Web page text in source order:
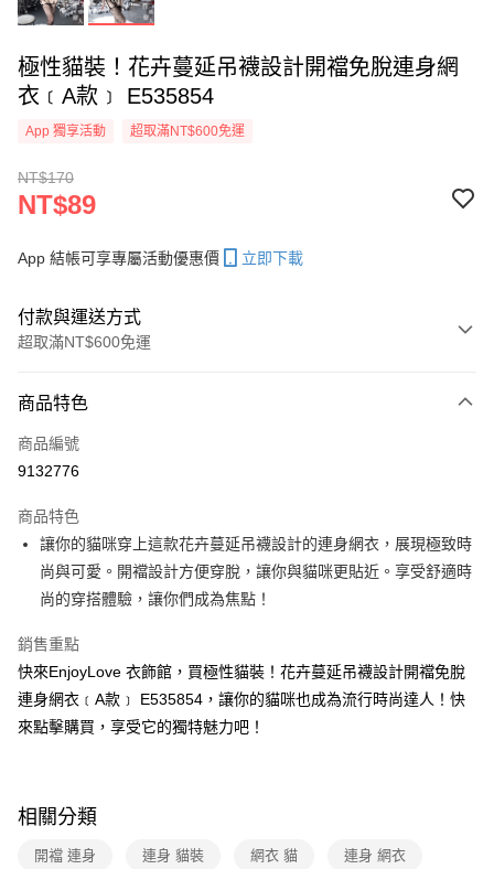
極性貓裝！花卉蔓延吊襪設計開襠免脫連身網
衣﹝A款﹞ E535854
App 獨享活動 超取滿NT$600免運
NT$170
NT$89
App 結帳可享專屬活動優惠價 立即下載
付款與運送方式
超取滿NT$600免運
信用卡一次付款
超商取貨付款
Apple Pay
街口支付
ATM付款
付款後全家取貨
每筆NT$60，滿NT$600(含以上)免運費
商品特色
商品編號
9132776
商品特色
讓你的貓咪穿上這款花卉蔓延吊襪設計的連身網衣，展現極致時
尚與可愛。開襠設計方便穿脫，讓你與貓咪更貼近。享受舒適時
尚的穿搭體驗，讓你們成為焦點！
銷售重點
快來EnjoyLove 衣飾館，買極性貓裝！花卉蔓延吊襪設計開襠免脫
連身網衣﹝A款﹞ E535854，讓你的貓咪也成為流行時尚達人！快
來點擊購買，享受它的獨特魅力吧！
相關分類
開襠 連身 連身 貓裝 網衣 貓 連身 網衣